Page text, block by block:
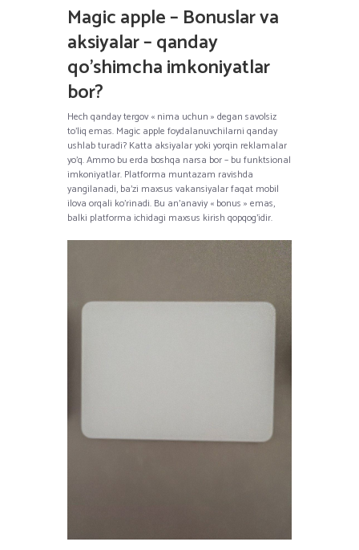
Magic apple – Bonuslar va
aksiyalar – qanday
qo’shimcha imkoniyatlar
bor?
Hech qanday tergov « nima uchun » degan savolsiz
to’liq emas. Magic apple foydalanuvchilarni qanday
ushlab turadi? Katta aksiyalar yoki yorqin reklamalar
yo’q. Ammo bu erda boshqa narsa bor – bu funktsional
imkoniyatlar. Platforma muntazam ravishda
yangilanadi, ba’zi maxsus vakansiyalar faqat mobil
ilova orqali ko’rinadi. Bu an’anaviy « bonus » emas,
balki platforma ichidagi maxsus kirish qopqog’idir.